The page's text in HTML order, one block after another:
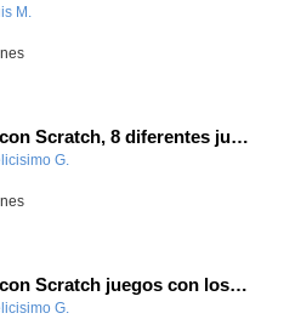
M.
Programa con Scratch, 8 diferentes juegos para vivir la emoción de los partidos de España en el mundial 2026
G.
Programa con Scratch juegos con los partidos del mundial 2026 ganados por España
G.